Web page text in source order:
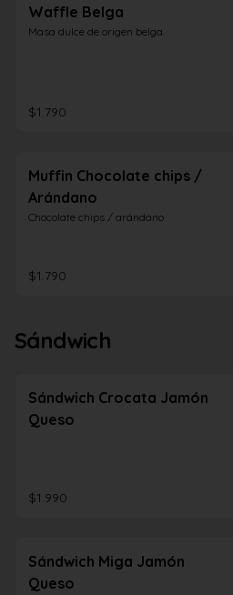
Waffle Belga
Masa dulce de origen belga.
$1.790
Muffin Chocolate chips /
Arándano
Chocolate chips / arándano
$1.790
Sándwich
Sándwich Crocata Jamón
Queso
$1.990
Sándwich Miga Jamón
Queso